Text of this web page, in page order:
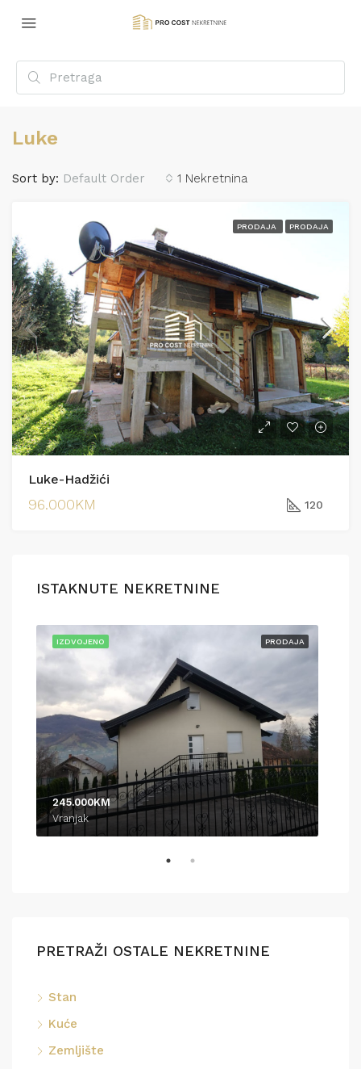
Luke
1 Nekretnina
Sort by: Default Order
PRODAJA PRODAJA
Luke-Hadžići
96.000KM 120
ISTAKNUTE NEKRETNINE
PRODAJA
IZDVOJENO
245.000KM
Vranjak
PRETRAŽI OSTALE NEKRETNINE
Stan
Kuće
Zemljište